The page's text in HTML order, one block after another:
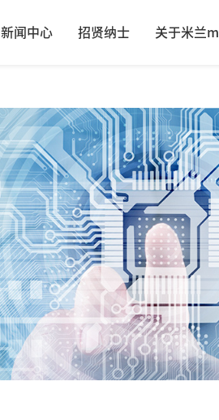
新闻中心 招贤纳士 关于米兰